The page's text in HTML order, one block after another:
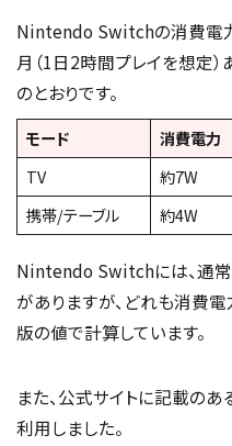
Nintendo Switchの消費電力
月（1日2時間プレイを想定
のとおりです。
モード 消費電力
TV
約7W
携帯/テーブル
約4W
Nintendo Switchには、通常
がありますが、どれも消費
版の値で計算しています。
また、公式サイトに記載の
利用しました。